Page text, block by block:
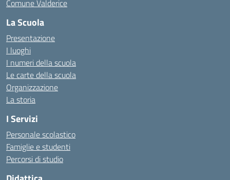
Comune Valderice
La Scuola
Presentazione
I luoghi
I numeri della scuola
Le carte della scuola
Organizzazione
La storia
I Servizi
Personale scolastico
Famiglie e studenti
Percorsi di studio